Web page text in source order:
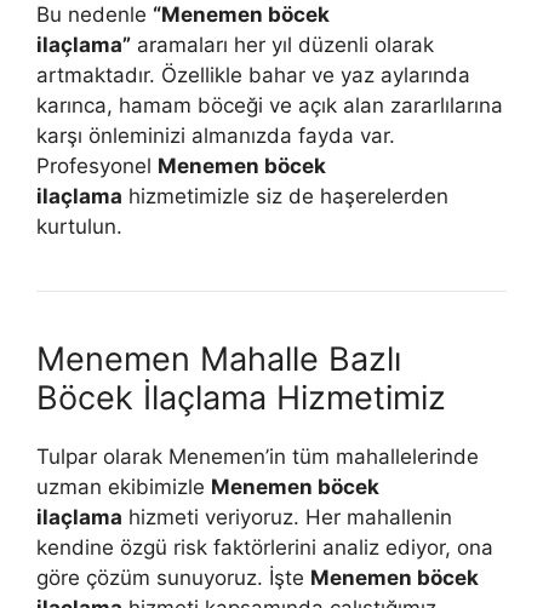
Bu nedenle “Menemen böcek
ilaçlama” aramaları her yıl düzenli olarak
artmaktadır. Özellikle bahar ve yaz aylarında
karınca, hamam böceği ve açık alan zararlılarına
karşı önleminizi almanızda fayda var.
Profesyonel Menemen böcek
ilaçlama hizmetimizle siz de haşerelerden
kurtulun.
Menemen Mahalle Bazlı
Böcek İlaçlama Hizmetimiz
Tulpar olarak Menemen’in tüm mahallelerinde
uzman ekibimizle Menemen böcek
ilaçlama hizmeti veriyoruz. Her mahallenin
kendine özgü risk faktörlerini analiz ediyor, ona
göre çözüm sunuyoruz. İşte Menemen böcek